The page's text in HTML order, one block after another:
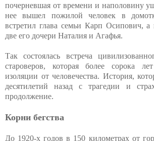
почерневшая от времени и наполовину
нее вышел пожилой человек в
встретил глава семьи Карп Осипович, а
две его дочери Наталия и Агафья.
Так состоялась встреча
староверов, которая более сорока
изоляции от человечества. История,
десятилетий назад с трагедии и
продолжение.
Корни бегства
До 1920-х годов в 150 километрах от